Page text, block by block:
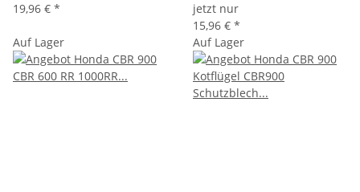
19,96 € *
jetzt nur
15,96 € *
Auf Lager
Auf Lager